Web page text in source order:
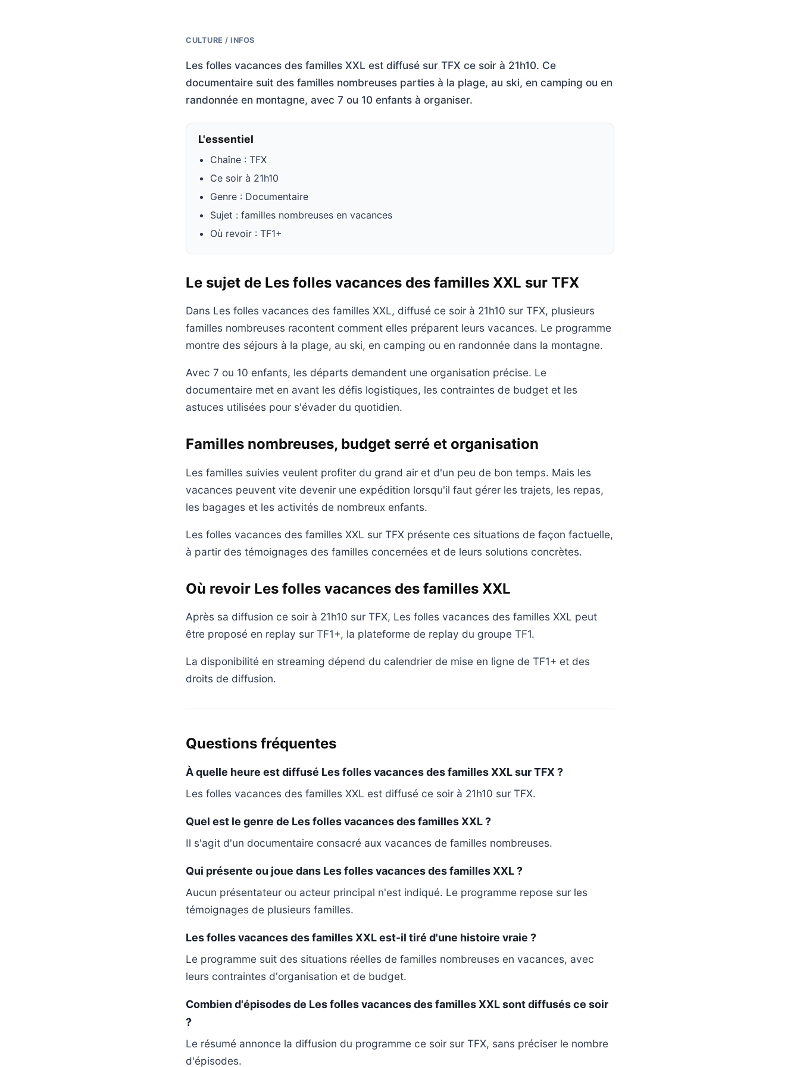
CULTURE / INFOS
Les folles vacances des familles XXL est diffusé sur TFX ce soir à 21h10. Ce
documentaire suit des familles nombreuses parties à la plage, au ski, en camping ou en
randonnée en montagne, avec 7 ou 10 enfants à organiser.
L'essentiel
Chaîne : TFX
Ce soir à 21h10
Genre : Documentaire
Sujet : familles nombreuses en vacances
Où revoir : TF1+
Le sujet de Les folles vacances des familles XXL sur TFX
Dans Les folles vacances des familles XXL, diffusé ce soir à 21h10 sur TFX, plusieurs
familles nombreuses racontent comment elles préparent leurs vacances. Le programme
montre des séjours à la plage, au ski, en camping ou en randonnée dans la montagne.
Avec 7 ou 10 enfants, les départs demandent une organisation précise. Le
documentaire met en avant les défis logistiques, les contraintes de budget et les
astuces utilisées pour s'évader du quotidien.
Familles nombreuses, budget serré et organisation
Les familles suivies veulent profiter du grand air et d'un peu de bon temps. Mais les
vacances peuvent vite devenir une expédition lorsqu'il faut gérer les trajets, les repas,
les bagages et les activités de nombreux enfants.
Les folles vacances des familles XXL sur TFX présente ces situations de façon factuelle,
à partir des témoignages des familles concernées et de leurs solutions concrètes.
Où revoir Les folles vacances des familles XXL
Après sa diffusion ce soir à 21h10 sur TFX, Les folles vacances des familles XXL peut
être proposé en replay sur TF1+, la plateforme de replay du groupe TF1.
La disponibilité en streaming dépend du calendrier de mise en ligne de TF1+ et des
droits de diffusion.
Questions fréquentes
À quelle heure est diffusé Les folles vacances des familles XXL sur TFX ?
Les folles vacances des familles XXL est diffusé ce soir à 21h10 sur TFX.
Quel est le genre de Les folles vacances des familles XXL ?
Il s'agit d'un documentaire consacré aux vacances de familles nombreuses.
Qui présente ou joue dans Les folles vacances des familles XXL ?
Aucun présentateur ou acteur principal n'est indiqué. Le programme repose sur les
témoignages de plusieurs familles.
Les folles vacances des familles XXL est-il tiré d'une histoire vraie ?
Le programme suit des situations réelles de familles nombreuses en vacances, avec
leurs contraintes d'organisation et de budget.
Combien d'épisodes de Les folles vacances des familles XXL sont diffusés ce soir
?
Le résumé annonce la diffusion du programme ce soir sur TFX, sans préciser le nombre
d'épisodes.